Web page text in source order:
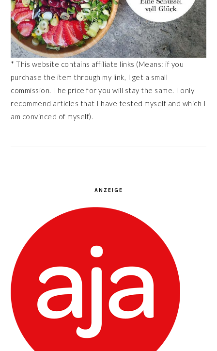
* This website contains affiliate links (Means: if you
purchase the item through my link, I get a small
commission. The price for you will stay the same. I only
recommend articles that I have tested myself and which I
am convinced of myself).
ANZEIGE